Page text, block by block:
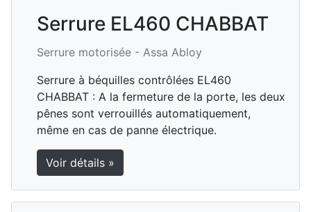
Serrure EL460 CHABBAT
Serrure motorisée - Assa Abloy
Serrure à béquilles contrôlées EL460
CHABBAT : A la fermeture de la porte, les deux
pênes sont verrouillés automatiquement,
même en cas de panne électrique.
Voir détails »